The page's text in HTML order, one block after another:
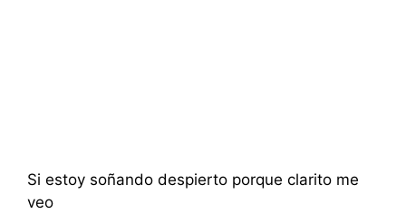
Si estoy soñando despierto porque clarito me
veo